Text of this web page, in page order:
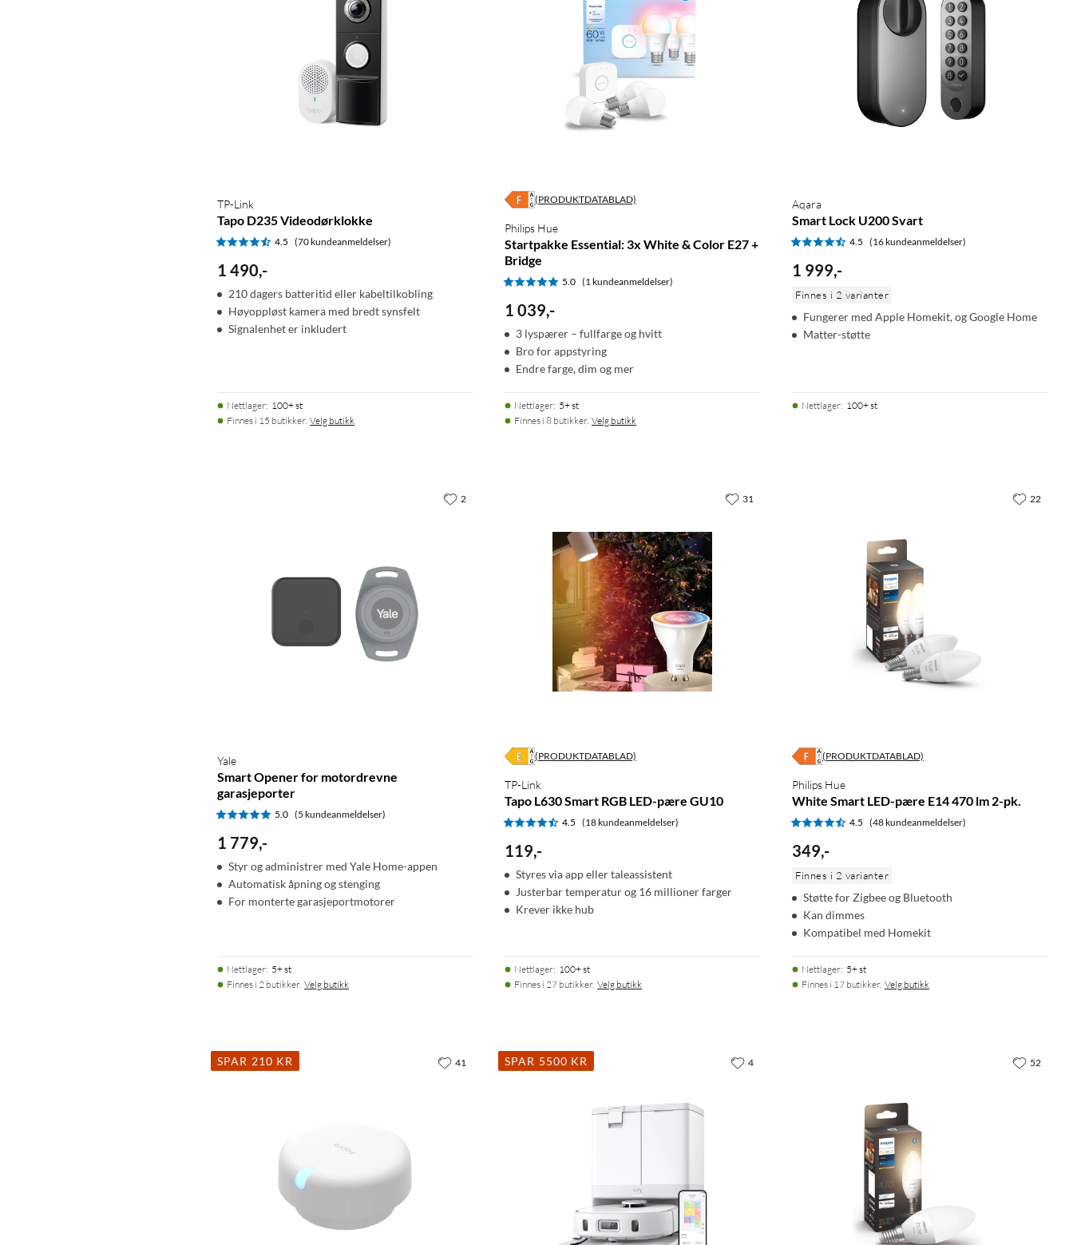
TP-Link
Tapo D235 Videodørklokke
4.5 (70 kundeanmeldelser)
1 490,-
210 dagers batteritid eller kabeltilkobling
Høyoppløst kamera med bredt synsfelt
Signalenhet er inkludert
Nettlager: 100+ st
Finnes i 15 butikker. Velg butikk
(PRODUKTDATABLAD)
Philips Hue
Startpakke Essential: 3x White & Color E27 +
Bridge
5.0 (1 kundeanmeldelser)
1 039,-
3 lyspærer – fullfarge og hvitt
Bro for appstyring
Endre farge, dim og mer
Nettlager: 5+ st
Finnes i 8 butikker. Velg butikk
Aqara
Smart Lock U200 Svart
4.5 (16 kundeanmeldelser)
1 999,-
Finnes i 2 varianter
Fungerer med Apple Homekit, og Google Home
Matter-støtte
Nettlager: 100+ st
Yale
Smart Opener for motordrevne
garasjeporter
5.0 (5 kundeanmeldelser)
1 779,-
Styr og administrer med Yale Home-appen
Automatisk åpning og stenging
For monterte garasjeportmotorer
Nettlager: 5+ st
Finnes i 2 butikker. Velg butikk
2
(PRODUKTDATABLAD)
TP-Link
Tapo L630 Smart RGB LED-pære GU10
4.5 (18 kundeanmeldelser)
119,-
Styres via app eller taleassistent
Justerbar temperatur og 16 millioner farger
Krever ikke hub
Nettlager: 100+ st
Finnes i 27 butikker. Velg butikk
31
(PRODUKTDATABLAD)
Philips Hue
White Smart LED-pære E14 470 lm 2-pk.
4.5 (48 kundeanmeldelser)
349,-
Finnes i 2 varianter
Støtte for Zigbee og Bluetooth
Kan dimmes
Kompatibel med Homekit
Nettlager: 5+ st
Finnes i 17 butikker. Velg butikk
22
SPAR 210 KR 41 SPAR 5500 KR 4 52